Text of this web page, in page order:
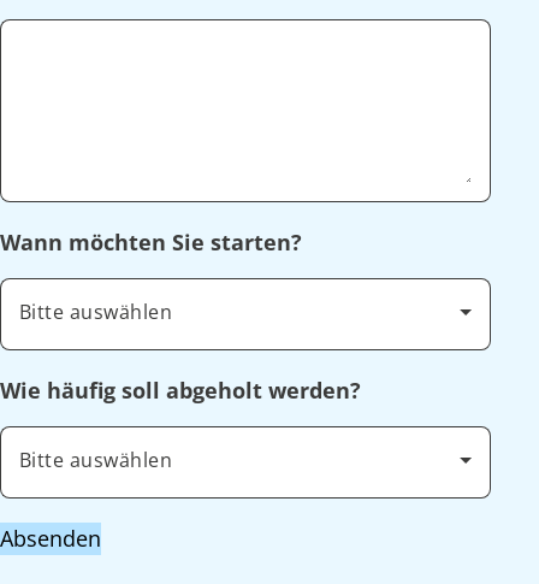
Wann möchten Sie starten?
Bitte auswählen
Wie häufig soll abgeholt werden?
Bitte auswählen
Absenden